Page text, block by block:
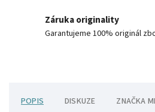
Záruka originality
Garantujeme 100% originál
POPIS DISKUZE ZNAČKA